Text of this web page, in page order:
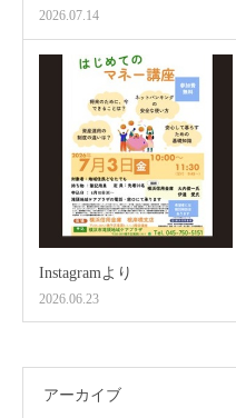
2026.07.14
Instagramより
2026.06.23
アーカイブ